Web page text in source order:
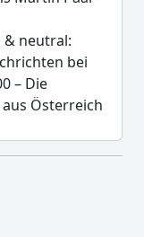
neutral:
bei
– Die
Österreich